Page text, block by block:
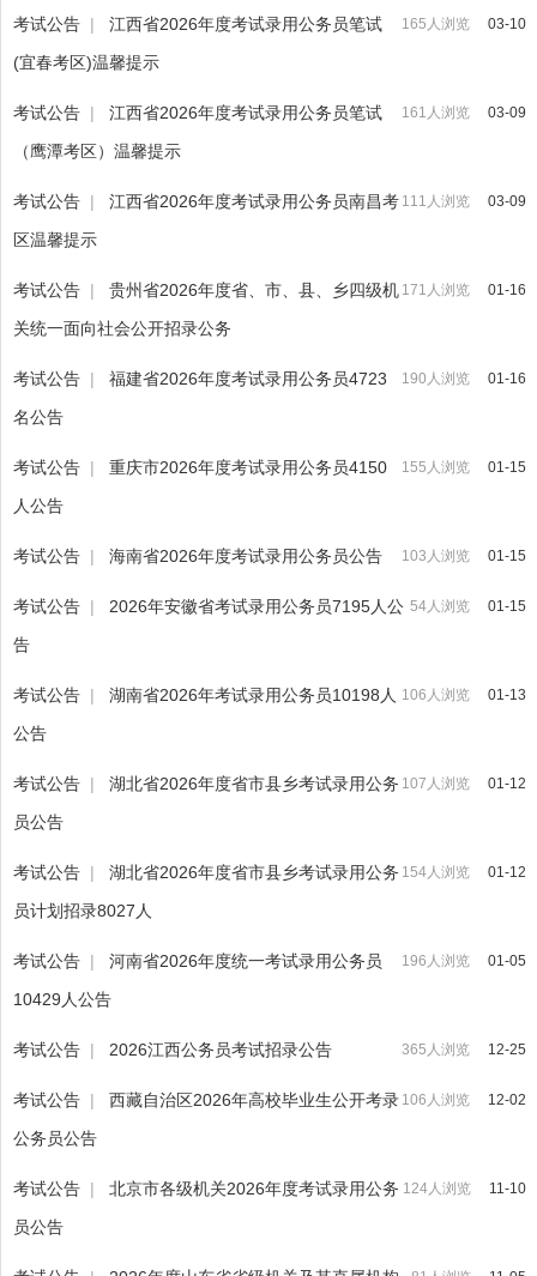
03-10
165人浏览
考试公告 |
江西省2026年度考试录用公务员笔试
(宜春考区)温馨提示
03-09
161人浏览
考试公告 |
江西省2026年度考试录用公务员笔试
（鹰潭考区）温馨提示
03-09
111人浏览
考试公告 |
江西省2026年度考试录用公务员南昌考
区温馨提示
01-16
171人浏览
考试公告 |
贵州省2026年度省、市、县、乡四级机
关统一面向社会公开招录公务
01-16
190人浏览
考试公告 |
福建省2026年度考试录用公务员4723
名公告
01-15
155人浏览
考试公告 |
重庆市2026年度考试录用公务员4150
人公告
01-15
103人浏览
考试公告 | 海南省2026年度考试录用公务员公告
01-15
54人浏览
考试公告 |
2026年安徽省考试录用公务员7195人公
告
01-13
106人浏览
考试公告 |
湖南省2026年考试录用公务员10198人
公告
01-12
107人浏览
考试公告 |
湖北省2026年度省市县乡考试录用公务
员公告
01-12
154人浏览
考试公告 |
湖北省2026年度省市县乡考试录用公务
员计划招录8027人
01-05
196人浏览
考试公告 |
河南省2026年度统一考试录用公务员
10429人公告
12-25
365人浏览
考试公告 | 2026江西公务员考试招录公告
12-02
106人浏览
考试公告 |
西藏自治区2026年高校毕业生公开考录
公务员公告
11-10
124人浏览
考试公告 |
北京市各级机关2026年度考试录用公务
员公告